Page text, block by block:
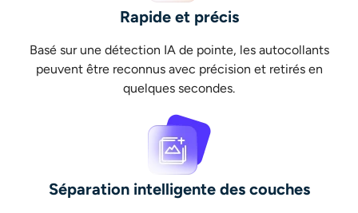
Rapide et précis
Basé sur une détection IA de pointe, les autocollants
peuvent être reconnus avec précision et retirés en
quelques secondes.
Séparation intelligente des couches